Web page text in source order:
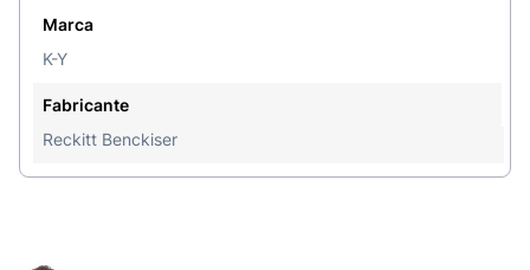
Marca
K-Y
Fabricante
Reckitt Benckiser